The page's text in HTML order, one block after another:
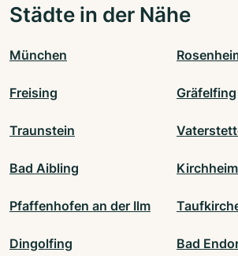
Städte in der Nähe
München
Freising Gräfelfing
Traunstein
Bad Aibling
Pfaffenhofen an der Ilm
Dingolfing Bad